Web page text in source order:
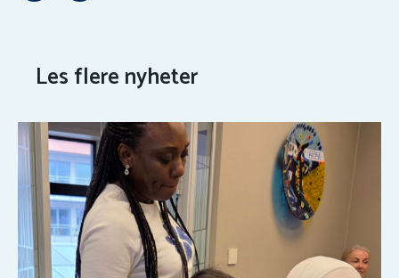
Les flere nyheter